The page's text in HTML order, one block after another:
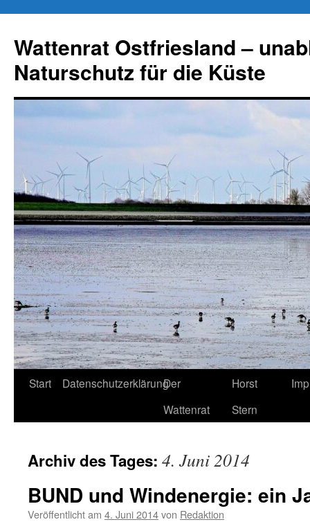
springen
Wattenrat Ostfriesland –
Naturschutz für die Küste
Start DatenschutzerklärungDer
Wattenrat
Horst
Stern
Archiv des Tages: 4. Juni 2014
BUND und Windenergie: ein
Veröffentlicht am 4. Juni 2014von Redaktion